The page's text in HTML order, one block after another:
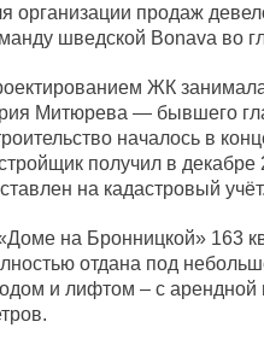
организации продаж
шведской Bonava во
ЖК
Митюрева — бывшего
началось в
получил в
на кадастровый
на Бронницкой» 163
отдана под
и лифтом – с